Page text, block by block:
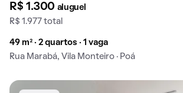
R$ 1.300 aluguel
R$ 1.977 total
49 m² · 2 quartos · 1 vaga
Rua Marabá, Vila Monteiro · Poá